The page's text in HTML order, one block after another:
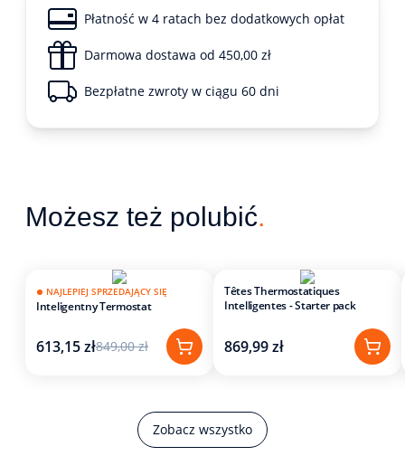
Płatność w 4 ratach bez dodatkowych opłat
Darmowa dostawa od 450,00 zł
Bezpłatne zwroty w ciągu 60 dni
Możesz też polubić.
Zobacz wszystko
NAJLEPIEJ SPRZEDAJĄCY SIĘ
Inteligentny Termostat
613,15 zł849,00 zł
Têtes Thermostatiques
Intelligentes - Starter pack
869,99 zł